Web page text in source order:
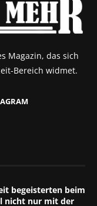
Magazin, das sich
Bereich widmet.
begeisterten beim
nicht nur mit der